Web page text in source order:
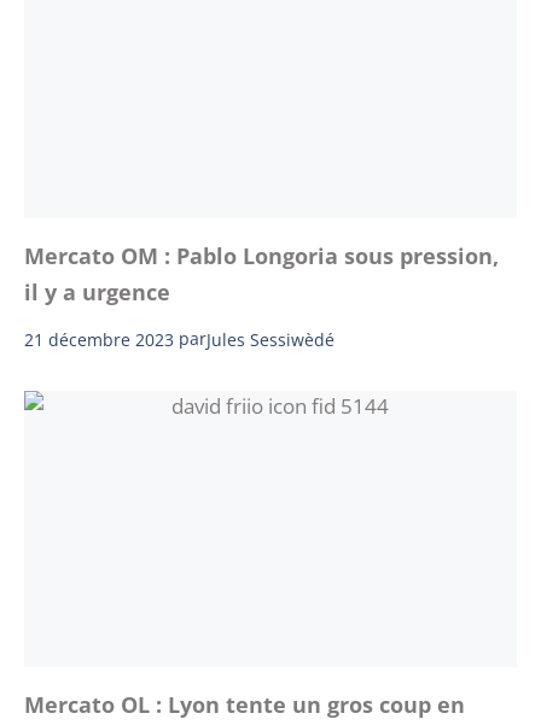
Mercato OM : Pablo Longoria sous pression,
il y a urgence
21 décembre 2023 parJules Sessiwèdé
Mercato OL : Lyon tente un gros coup en